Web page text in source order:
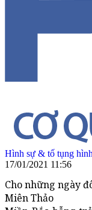
Hình sự & tố tụng
17/01/2021 11:56
Cho những ngày
Miên Thảo